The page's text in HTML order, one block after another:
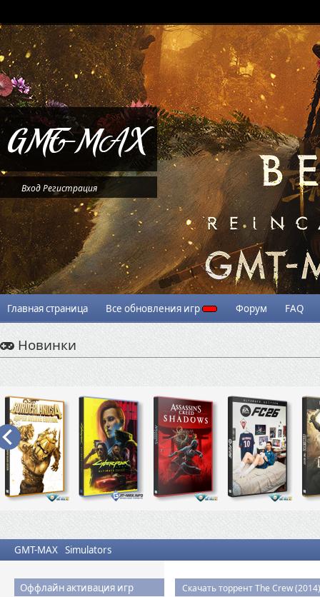
ВходРегистрация
Главная страница Все обновления игр Форум FAQ
Новинки
GMT-MAX Simulators
Оффлайн активация игр Скачать торрент The Crew